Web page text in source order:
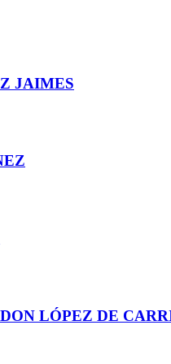
JAIMES
LÓPEZ DE